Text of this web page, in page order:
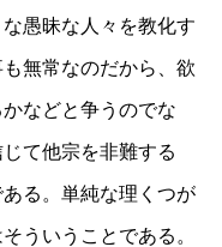
愚昧な人々を教化す
無常なのだから、欲
などと争うのでな
て他宗を非難する
る。単純な理くつが
ういうことである。